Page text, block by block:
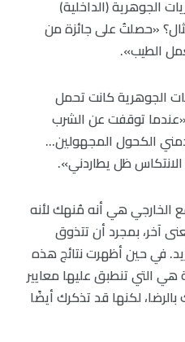
الجوهرية (الداخلية)
«حصلتُ على جائزة من
الطيب».
الجوهرية كانت تحمل
توقفت عن الشرب
الكحول المجهولين…
ظل يطاردني».
الخارجي هي أنه مُنهك لأنه
آخر، بمجرد أن تتذوق
في حين أظهرت نتائج هذه
هي التي تنطبق عليها معايير
لكنها قد تذكرك أيضًا